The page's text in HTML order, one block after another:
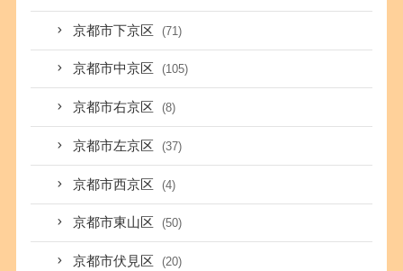
京都市下京区 (71)
京都市中京区 (105)
京都市右京区 (8)
京都市左京区 (37)
京都市西京区 (4)
京都市東山区 (50)
京都市伏見区 (20)